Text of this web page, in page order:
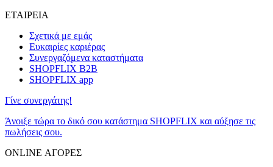
ΕΤΑΙΡΕΙΑ
Σχετικά με εμάς
Ευκαιρίες καριέρας
Συνεργαζόμενα καταστήματα
SHOPFLIX B2B
SHOPFLIX app
Γίνε συνεργάτης!
Άνοιξε τώρα το δικό σου κατάστημα SHOPFLIX και αύξησε τις
πωλήσεις σου.
ONLINE ΑΓΟΡΕΣ